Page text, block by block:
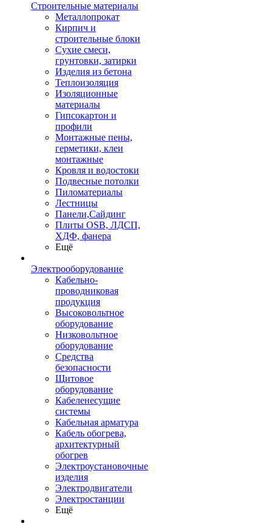
Строительные материалы
Металлопрокат
Кирпич и
строительные блоки
Сухие смеси,
грунтовки, затирки
Изделия из бетона
Теплоизоляция
Изоляционные
материалы
Гипсокартон и
профили
Монтажные пены,
герметики, клеи
монтажные
Кровля и водостоки
Подвесные потолки
Пиломатериалы
Лестницы
Панели,Сайдинг
Плиты OSB, ЛДСП,
ХДФ, фанера
Ещё
Электрооборудование
Кабельно-
проводниковая
продукция
Высоковольтное
оборудование
Низковольтное
оборудование
Средства
безопасности
Щитовое
оборудование
Кабеленесущие
системы
Кабельная арматура
Кабель обогрева,
архитектурный
обогрев
Электроустановочные
изделия
Электродвигатели
Электростанции
Ещё